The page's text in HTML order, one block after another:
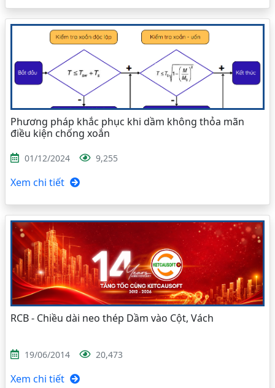
Phương pháp khắc phục khi dầm không thỏa mãn
điều kiện chống xoắn
01/12/2024 9,255
Xem chi tiết
RCB - Chiều dài neo thép Dầm vào Cột, Vách
19/06/2014 20,473
Xem chi tiết